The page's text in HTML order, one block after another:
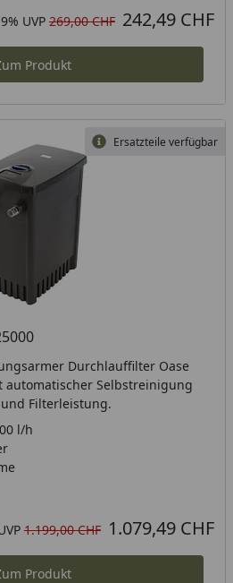
in ProzentPreis
UVP 269,00 CHF
Preis 242,49 CHF
Produkt
Ersatzteile verfügbar
Durchlauffilter Oase
automatischer Selbstreinigung
Filterleistung.
l/h
in ProzentPreis
1.199,00 CHF
Preis 1.079,49 CHF
Produkt